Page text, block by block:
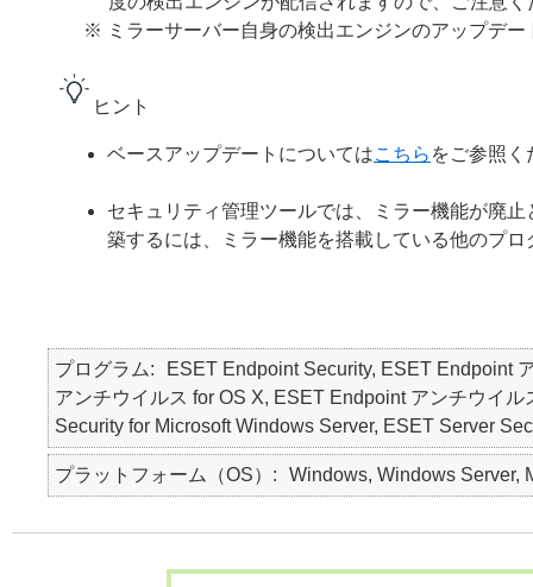
※ ミラーサーバー自身の検出エンジンのアップデ
ヒント
ベースアップデートについてはこちら をご参照く
セキュリティ管理ツールでは、ミラー機能が廃
築するには、ミラー機能を搭載している他のプ
プログラム
ESET Endpoint Security, ESET Endpoint
アンチウイルス for OS X, ESET Endpoint アンチウイ
Security for Microsoft Windows Server, ESET Server
プラットフォーム（OS） Windows, Windows Server,